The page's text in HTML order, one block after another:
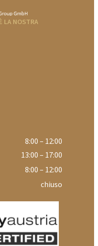
LA NOSTRA
8:00 – 12:00
13:00 – 17:00
8:00 – 12:00
chiuso